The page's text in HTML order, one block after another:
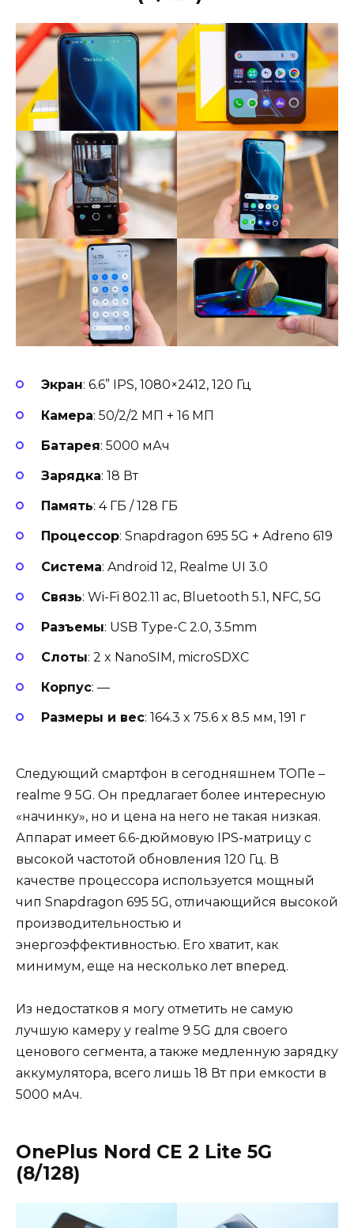
Экран: 6.6” IPS, 1080×2412, 120 Гц
Камера: 50/2/2 МП + 16 МП
Батарея: 5000 мАч
Зарядка: 18 Вт
Память: 4 ГБ / 128 ГБ
Процессор: Snapdragon 695 5G + Adreno 619
Система: Android 12, Realme UI 3.0
Связь: Wi-Fi 802.11 ac, Bluetooth 5.1, NFC, 5G
Разъемы: USB Type-C 2.0, 3.5mm
Слоты: 2 x NanoSIM, microSDXC
Корпус: —
Размеры и вес: 164.3 x 75.6 x 8.5 мм, 191 г
Следующий смартфон в сегодняшнем ТОПе –
realme 9 5G. Он предлагает более интересную
«начинку», но и цена на него не такая низкая.
Аппарат имеет 6.6-дюймовую IPS-матрицу с
высокой частотой обновления 120 Гц. В
качестве процессора используется мощный
чип Snapdragon 695 5G, отличающийся высокой
производительностью и
энергоэффективностью. Его хватит, как
минимум, еще на несколько лет вперед.
Из недостатков я могу отметить не самую
лучшую камеру у realme 9 5G для своего
ценового сегмента, а также медленную зарядку
аккумулятора, всего лишь 18 Вт при емкости в
5000 мАч.
OnePlus Nord CE 2 Lite 5G
(8/128)